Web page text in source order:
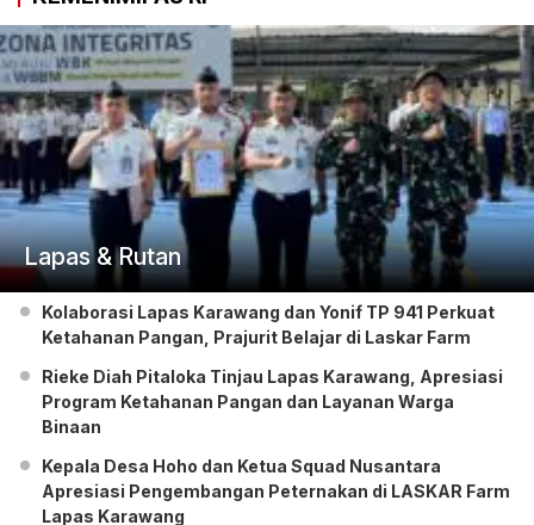
Lapas & Rutan
Kolaborasi Lapas Karawang dan Yonif TP 941 Perkuat
Ketahanan Pangan, Prajurit Belajar di Laskar Farm
Rieke Diah Pitaloka Tinjau Lapas Karawang, Apresiasi
Program Ketahanan Pangan dan Layanan Warga
Binaan
Kepala Desa Hoho dan Ketua Squad Nusantara
Apresiasi Pengembangan Peternakan di LASKAR Farm
Lapas Karawang